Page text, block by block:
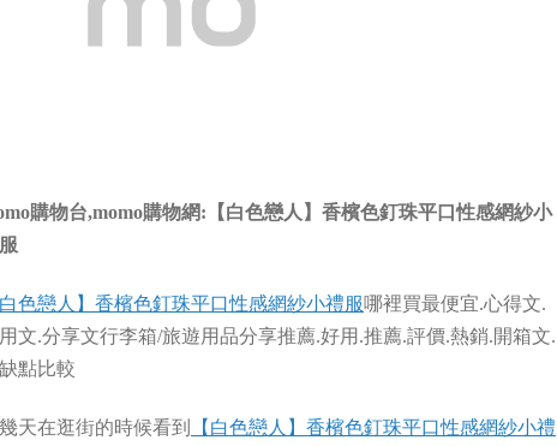
購物台,momo購物網:【白色戀人】香檳色釘珠平口性感網紗小
色戀人】香檳色釘珠平口性感網紗小禮服哪裡買最便宜.心得文.
文.分享文行李箱/旅遊用品分享推薦.好用.推薦.評價.熱銷.開箱文.
點比較
天在逛街的時候看到
【白色戀人】香檳色釘珠平口性感網紗小禮